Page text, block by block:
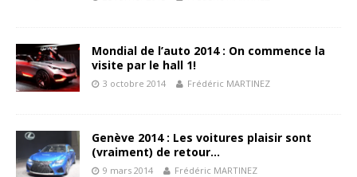
Mondial de l’auto 2014 : On commence la
visite par le hall 1!
3 octobre 2014 Frédéric MARTINEZ
Genève 2014 : Les voitures plaisir sont
(vraiment) de retour…
9 mars 2014 Frédéric MARTINEZ